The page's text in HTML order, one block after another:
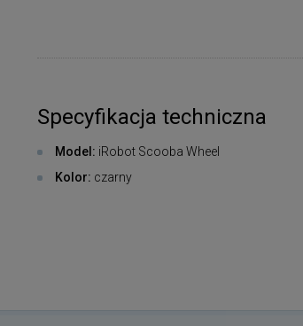
Specyfikacja techniczna
Model: iRobot Scooba Wheel
Kolor: czarny